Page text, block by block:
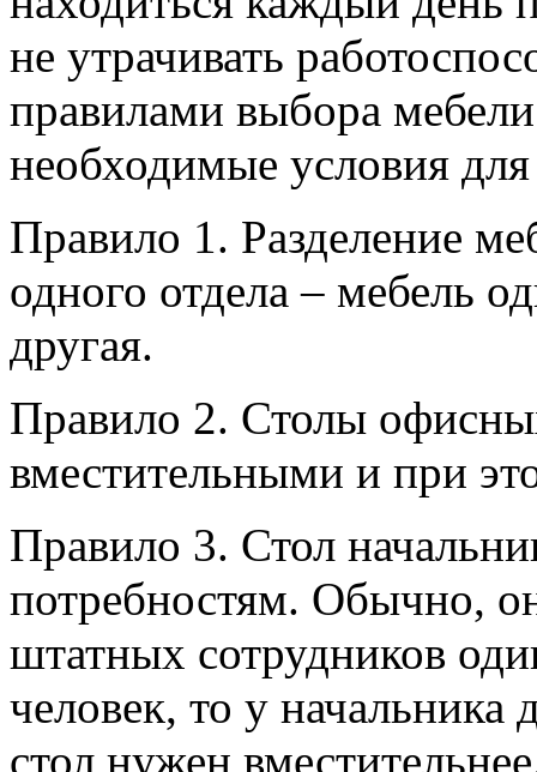
не утрачивать
правилами выбора
необходимые условия
Правило 1. Разделение
одного отдела – мебель
другая.
Правило 2. Столы
вместительными и при
Правило 3. Стол
потребностям. Обычно,
штатных сотрудников
человек, то у
стол нужен